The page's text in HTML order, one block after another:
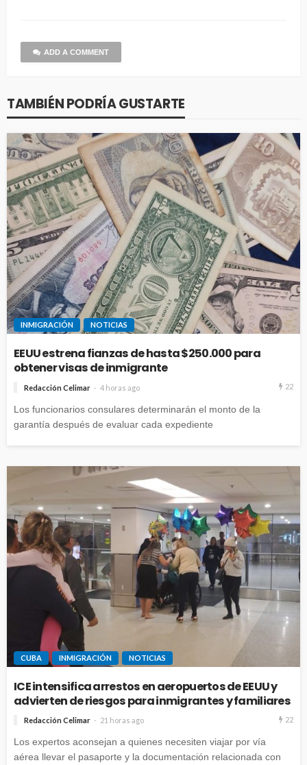
ADD A COMMENT
TAMBIÉN PODRÍA GUSTARTE
INMIGRACIÓN NOTICIAS
EEUU estrena fianzas de hasta $250.000 para
obtener visas de inmigrante
Redacción Celimar 4 horas ago 22
Los funcionarios consulares determinarán el monto de la
garantía después de evaluar cada expediente
CUBA INMIGRACIÓN NOTICIAS
ICE intensifica arrestos en aeropuertos de EEUU y
advierten de riesgos para inmigrantes y familiares
Redacción Celimar 21 horas ago 22
Los expertos aconsejan a quienes necesiten viajar por vía
aérea llevar el pasaporte y la documentación relacionada con